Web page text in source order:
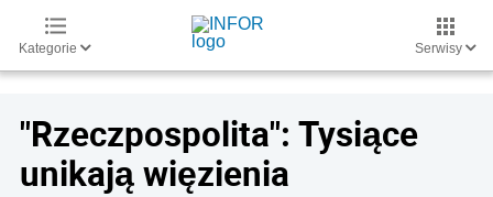
Kategorie Serwisy
"Rzeczpospolita": Tysiące
unikają więzienia